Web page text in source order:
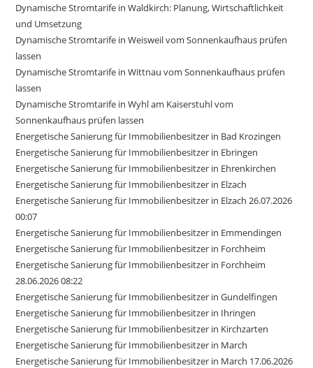
Dynamische Stromtarife in Waldkirch: Planung, Wirtschaftlichkeit
und Umsetzung
Dynamische Stromtarife in Weisweil vom Sonnenkaufhaus prüfen
lassen
Dynamische Stromtarife in Wittnau vom Sonnenkaufhaus prüfen
lassen
Dynamische Stromtarife in Wyhl am Kaiserstuhl vom
Sonnenkaufhaus prüfen lassen
Energetische Sanierung für Immobilienbesitzer in Bad Krozingen
Energetische Sanierung für Immobilienbesitzer in Ebringen
Energetische Sanierung für Immobilienbesitzer in Ehrenkirchen
Energetische Sanierung für Immobilienbesitzer in Elzach
Energetische Sanierung für Immobilienbesitzer in Elzach 26.07.2026
00:07
Energetische Sanierung für Immobilienbesitzer in Emmendingen
Energetische Sanierung für Immobilienbesitzer in Forchheim
Energetische Sanierung für Immobilienbesitzer in Forchheim
28.06.2026 08:22
Energetische Sanierung für Immobilienbesitzer in Gundelfingen
Energetische Sanierung für Immobilienbesitzer in Ihringen
Energetische Sanierung für Immobilienbesitzer in Kirchzarten
Energetische Sanierung für Immobilienbesitzer in March
Energetische Sanierung für Immobilienbesitzer in March 17.06.2026